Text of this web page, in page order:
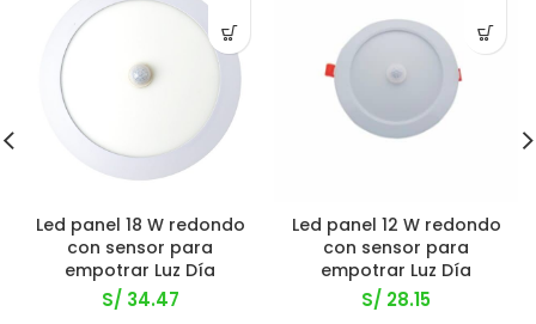
Led panel 18 W redondo
con sensor para
empotrar Luz Día
S/ 34.47
Led panel 12 W redondo
con sensor para
empotrar Luz Día
S/ 28.15